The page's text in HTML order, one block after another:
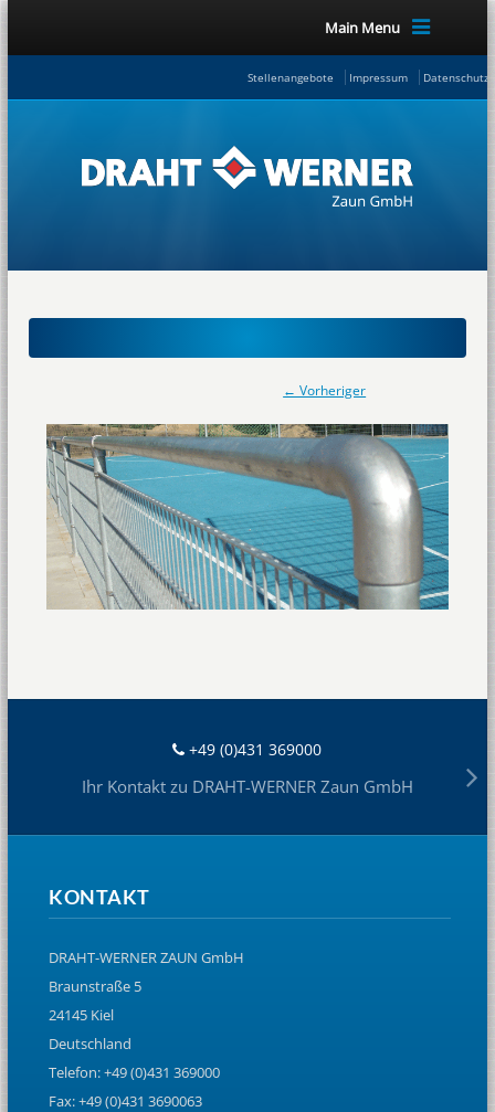
Main Menu
Stellenangebote Impressum
← Vorheriger
+49 (0)431 369000
Ihr Kontakt zu DRAHT-WERNER Zaun GmbH
KONTAKT
DRAHT-WERNER ZAUN GmbH
Braunstraße 5
24145 Kiel
Deutschland
Telefon: +49 (0)431 369000
Fax: +49 (0)431 3690063